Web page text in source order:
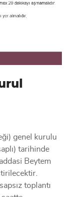
genel kurulu
tarihinde
Beytem
toplantı